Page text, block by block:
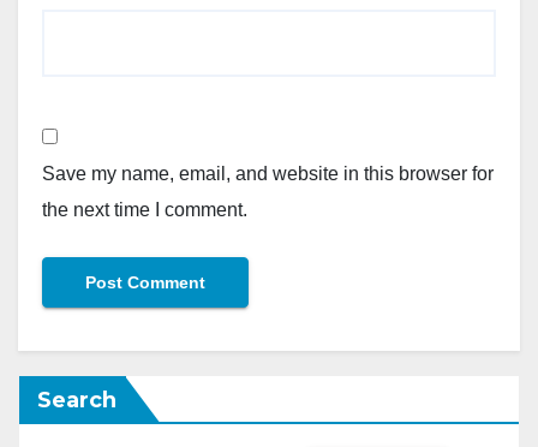
Save my name, email, and website in this browser for
the next time I comment.
Search